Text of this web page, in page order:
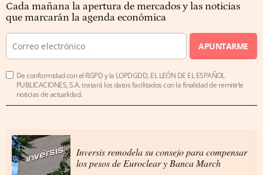
Cada mañana la apertura de mercados y las noticias
que marcarán la agenda económica
APUNTARME
De conformidad con el RGPD y la LOPDGDD, EL LEÓN DE EL ESPAÑOL
PUBLICACIONES, S.A. tratará los datos facilitados con la finalidad de remitirle
noticias de actualidad.
Inversis remodela su consejo para compensar
los pesos de Euroclear y Banca March